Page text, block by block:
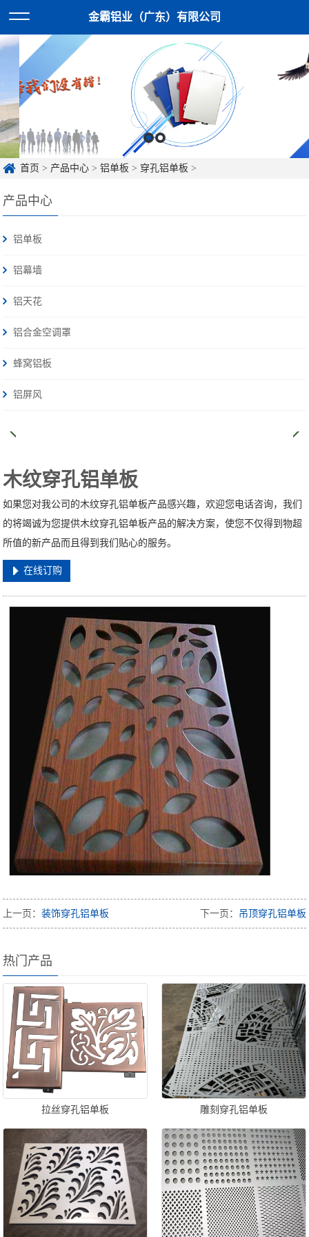
金霸铝业（广东）有限公司
首页 > 产品中心 >铝单板 > 穿孔铝单板 >
产品中心
铝单板
铝幕墙
铝天花
铝合金空调罩
蜂窝铝板
铝屏风
木纹穿孔铝单板
如果您对我公司的木纹穿孔铝单板产品感兴趣，欢迎您电话咨询，我们
的将竭诚为您提供木纹穿孔铝单板产品的解决方案，使您不仅得到物超
所值的新产品而且得到我们贴心的服务。
在线订购
上一页：装饰穿孔铝单板 下一页： 吊顶穿孔铝单板
热门产品
拉丝穿孔铝单板 雕刻穿孔铝单板